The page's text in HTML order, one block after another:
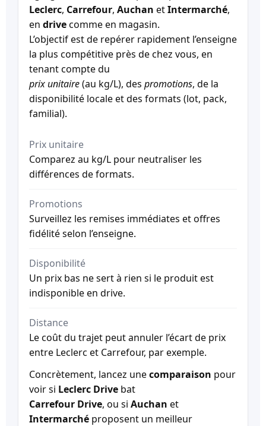
Leclerc, Carrefour, Auchan etIntermarché,
en drivecomme en magasin.
L’objectif est de repérer rapidement l’enseigne
la plus compétitive près de chez vous, en
tenant compte du
prix unitaire(au kg/L), des promotions, de la
disponibilité locale et des formats (lot, pack,
familial).
Prix unitaire
Comparez au kg/L pour neutraliser les
différences de formats.
Promotions
Surveillez les remises immédiates et offres
fidélité selon l’enseigne.
Disponibilité
Un prix bas ne sert à rien si le produit est
indisponible en drive.
Distance
Le coût du trajet peut annuler l’écart de prix
entre Leclerc et Carrefour, par exemple.
Concrètement, lancez unecomparaison pour
voir si Leclerc Drive bat
Carrefour Drive, ou si Auchan et
Intermarché proposent un meilleur